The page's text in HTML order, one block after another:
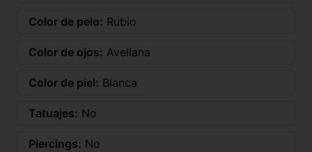
Color de pelo: Rubio
Color de ojos: Avellana
Color de piel: Blanca
Tatuajes: No
Piercings: No